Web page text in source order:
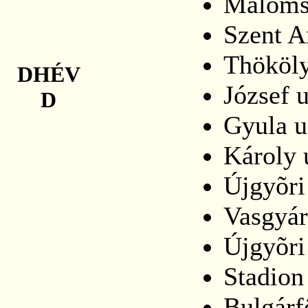
DHÉV
D
Szent
József
Gyula
Károly
Vasgyár
Stadion